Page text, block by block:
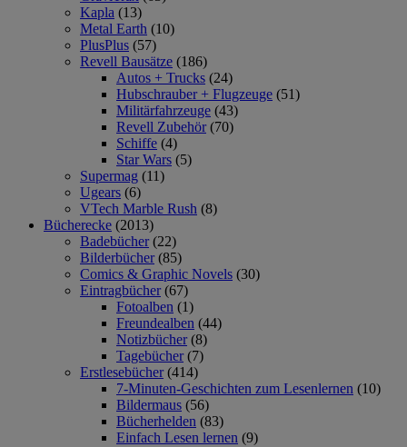
Kapla (13)
Metal Earth (10)
PlusPlus (57)
Revell Bausätze (186)
Autos + Trucks (24)
Hubschrauber + Flugzeuge (51)
Militärfahrzeuge (43)
Revell Zubehör (70)
Schiffe (4)
Star Wars (5)
Supermag (11)
Ugears (6)
VTech Marble Rush (8)
Bücherecke (2013)
Badebücher (22)
Bilderbücher (85)
Comics & Graphic Novels (30)
Eintragbücher (67)
Fotoalben (1)
Freundealben (44)
Notizbücher (8)
Tagebücher (7)
Erstlesebücher (414)
7-Minuten-Geschichten zum Lesenlernen (10)
Bildermaus (56)
Bücherhelden (83)
Einfach Lesen lernen (9)